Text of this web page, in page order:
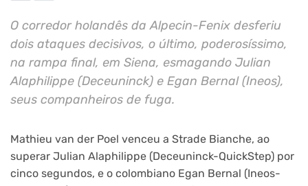
O corredor holandês da Alpecin-Fenix desferiu
dois ataques decisivos, o último, poderosíssimo,
na rampa final, em Siena, esmagando Julian
Alaphilippe (Deceuninck) e Egan Bernal (Ineos),
seus companheiros de fuga.
Mathieu van der Poel venceu a Strade Bianche, ao
superar Julian Alaphilippe (Deceuninck-QuickStep) por
cinco segundos, e o colombiano Egan Bernal (Ineos-